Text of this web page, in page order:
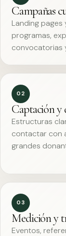
Campañas
Landing
programas,
convocatorias
02
Captación y
Estructuras
contactar con
grandes
03
Medición y
Eventos,